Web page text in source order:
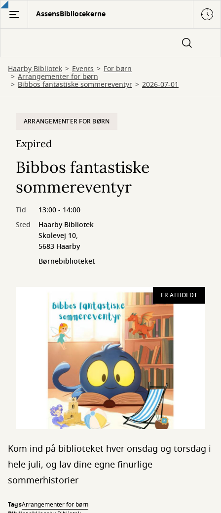
Gå
hovedindhold
AssensBibliotekerne
Haarby Bibliotek Events For børn
Arrangementer for børn
Bibbos fantastiske sommereventyr 2026-07-01
ER AFHOLDT
ARRANGEMENTER FOR BØRN
Expired
Bibbos fantastiske
sommereventyr
Tid
13:00 - 14:00
Sted
Haarby Bibliotek
Skolevej 10,
5683 Haarby
Børnebiblioteket
Kom ind på biblioteket hver onsdag og torsdag i
hele juli, og lav dine egne finurlige
sommerhistorier
TagsArrangementer for børn